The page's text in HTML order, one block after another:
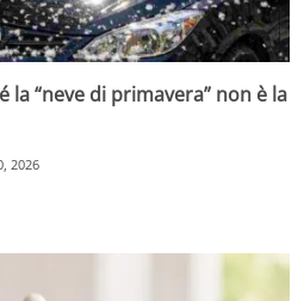
la “neve di primavera” non è la
2026